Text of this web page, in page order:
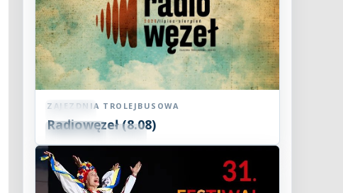
Koncert
08 SIE
2026
ZAJEZDNIA TROLEJBUSOWA
Radiowęzeł (8.08)